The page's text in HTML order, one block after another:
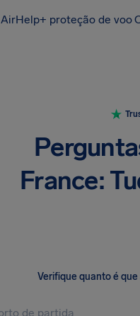
AirHelp+ proteção de voo
France:
Verifique quanto é